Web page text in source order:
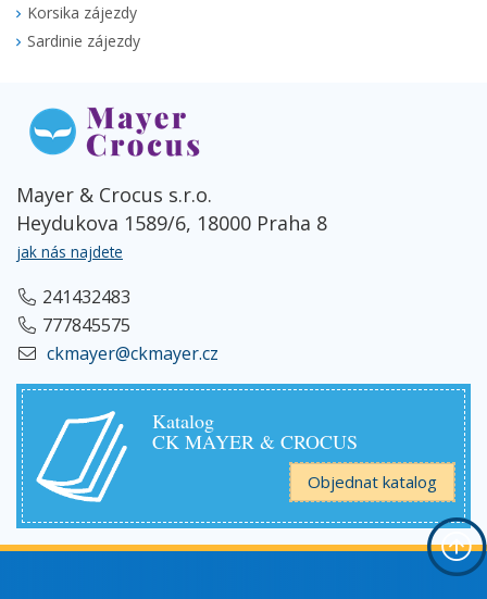
Korsika zájezdy
Sardinie zájezdy
Mayer & Crocus s.r.o.
Heydukova 1589/6, 18000 Praha 8
jak nás najdete
241432483
777845575
ckmayer@ckmayer.cz
Katalog
CK MAYER & CROCUS
Objednat katalog